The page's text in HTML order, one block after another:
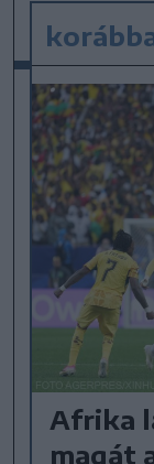
Afrika
magát